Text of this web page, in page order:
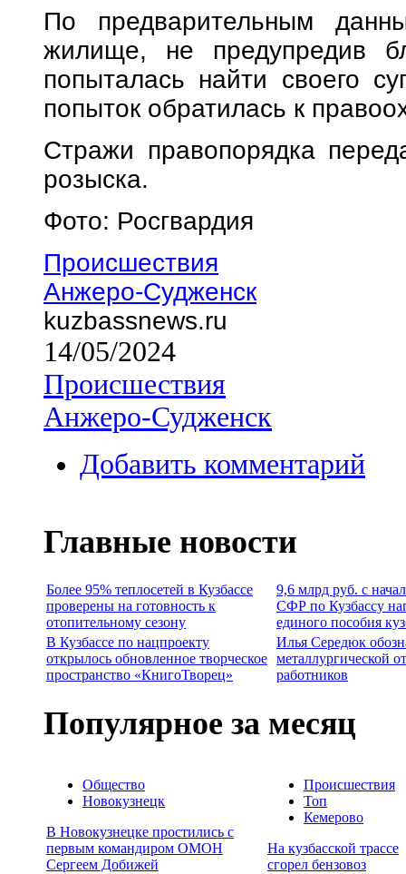
По предварительным
жилище, не предупредив
попыталась найти своего
попыток обратилась к
Стражи правопорядка
розыска.
Фото: Росгвардия
Происшествия
Анжеро-Судженск
kuzbassnews.ru
14/05/2024
Происшествия
Анжеро-Судженск
Добавить комментарий
Главные новости
Более 95% теплосетей в Кузбассе
проверены на готовность к
отопительному сезону
9,6 млрд руб. с
СФР по Кузбассу
единого пособия
В Кузбассе по нацпроекту
открылось обновленное творческое
пространство «КнигоТворец»
Илья Середюк
металлургической
работников
Популярное за месяц
Общество
Новокузнецк
В Новокузнецке простились с
первым командиром ОМОН
Сергеем Добижей
Происшествия
Топ
Кемерово
На кузбасской трассе
сгорел бензовоз